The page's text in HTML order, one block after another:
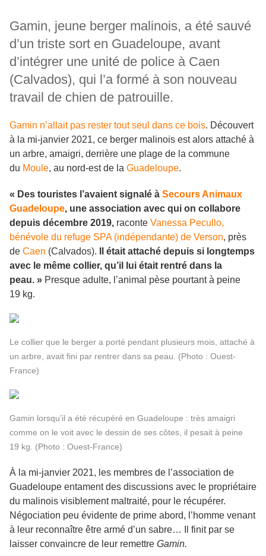
Gamin, jeune berger malinois, a été sauvé
d’un triste sort en Guadeloupe, avant
d’intégrer une unité de police à Caen
(Calvados), qui l’a formé à son nouveau
travail de chien de patrouille.
Gam in n’allait pas rester tout seul dans ce bois. Découvert
à la mi-janvier 2021, ce berger malinois est alors attaché à
un arbre, amaigri, derrière une plage de la commune
du Moule, au nord-est de la Guadeloupe.
« Des touristes l’avaient signalé à Secours Animaux
Guadeloupe, une association avec qui on collabore
depuis décembre 2019, raconte Vanessa Pecullo,
bénévole du refuge SPA (indépendante) de Verson, près
de Caen (Calvados).
Il était attaché depuis si longtemps
avec le même collier, qu’il lui était rentré dans la
peau. » Presque adulte, l’animal pèse pourtant à peine
19 kg.
Le collier que le berger a porté pendant plusieurs mois, attaché à
un arbre, avait fini par rentrer dans sa peau. (Photo : Ouest-
France)
Gamin lorsqu’il a été récupéré en Guadeloupe : très amaigri
comme on le voit avec le dessin de ses côtes, il pesait à peine
19 kg. (Photo : Ouest-France)
À la mi-janvier 2021, les membres de l’association de
Guadeloupe entament des discussions avec le propriétaire
du malinois visiblement maltraité, pour le récupérer.
Négociation peu évidente de prime abord, l’homme venant
à leur reconnaître être armé d’un sabre… Il finit par se
laisser convaincre de leur remettre Gamin.